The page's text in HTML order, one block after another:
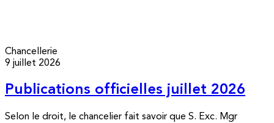
Chancellerie
9 juillet 2026
Publications officielles juillet 2026
Selon le droit, le chancelier fait savoir que S. Exc. Mgr